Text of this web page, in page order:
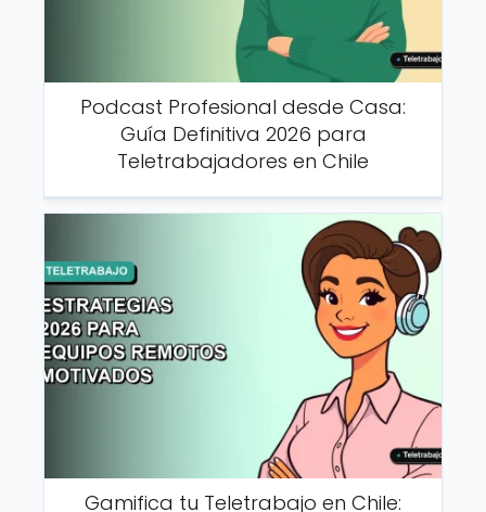
Podcast Profesional desde Casa:
Guía Definitiva 2026 para
Teletrabajadores en Chile
Gamifica tu Teletrabajo en Chile: